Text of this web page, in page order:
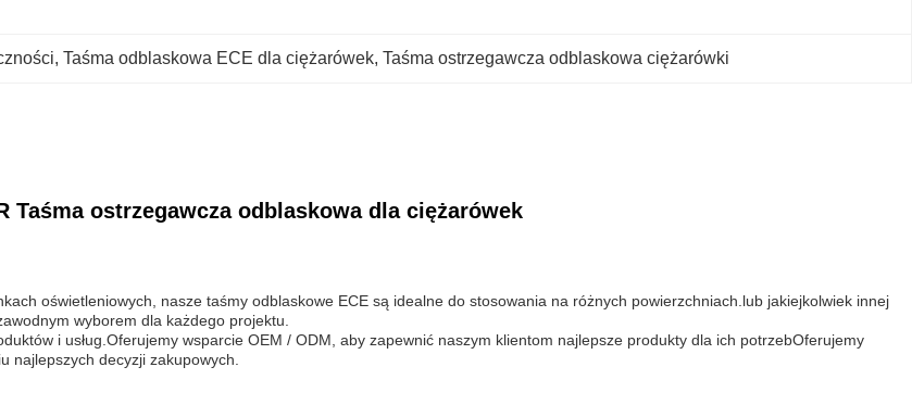
, Taśma odblaskowa ECE dla ciężarówek, Taśma ostrzegawcza odblaskowa ciężarówki
Taśma ostrzegawcza odblaskowa dla ciężarówek
oświetleniowych, nasze taśmy odblaskowe ECE są idealne do stosowania na różnych powierzchniach.lub jakiejkolwiek innej
wyborem dla każdego projektu.
i usług.Oferujemy wsparcie OEM / ODM, aby zapewnić naszym klientom najlepsze produkty dla ich potrzebOferujemy
najlepszych decyzji zakupowych.